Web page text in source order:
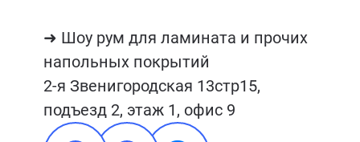
➜ Шоу рум для ламината и прочих
напольных покрытий
2-я Звенигородская 13стр15,
подъезд 2, этаж 1, офис 9